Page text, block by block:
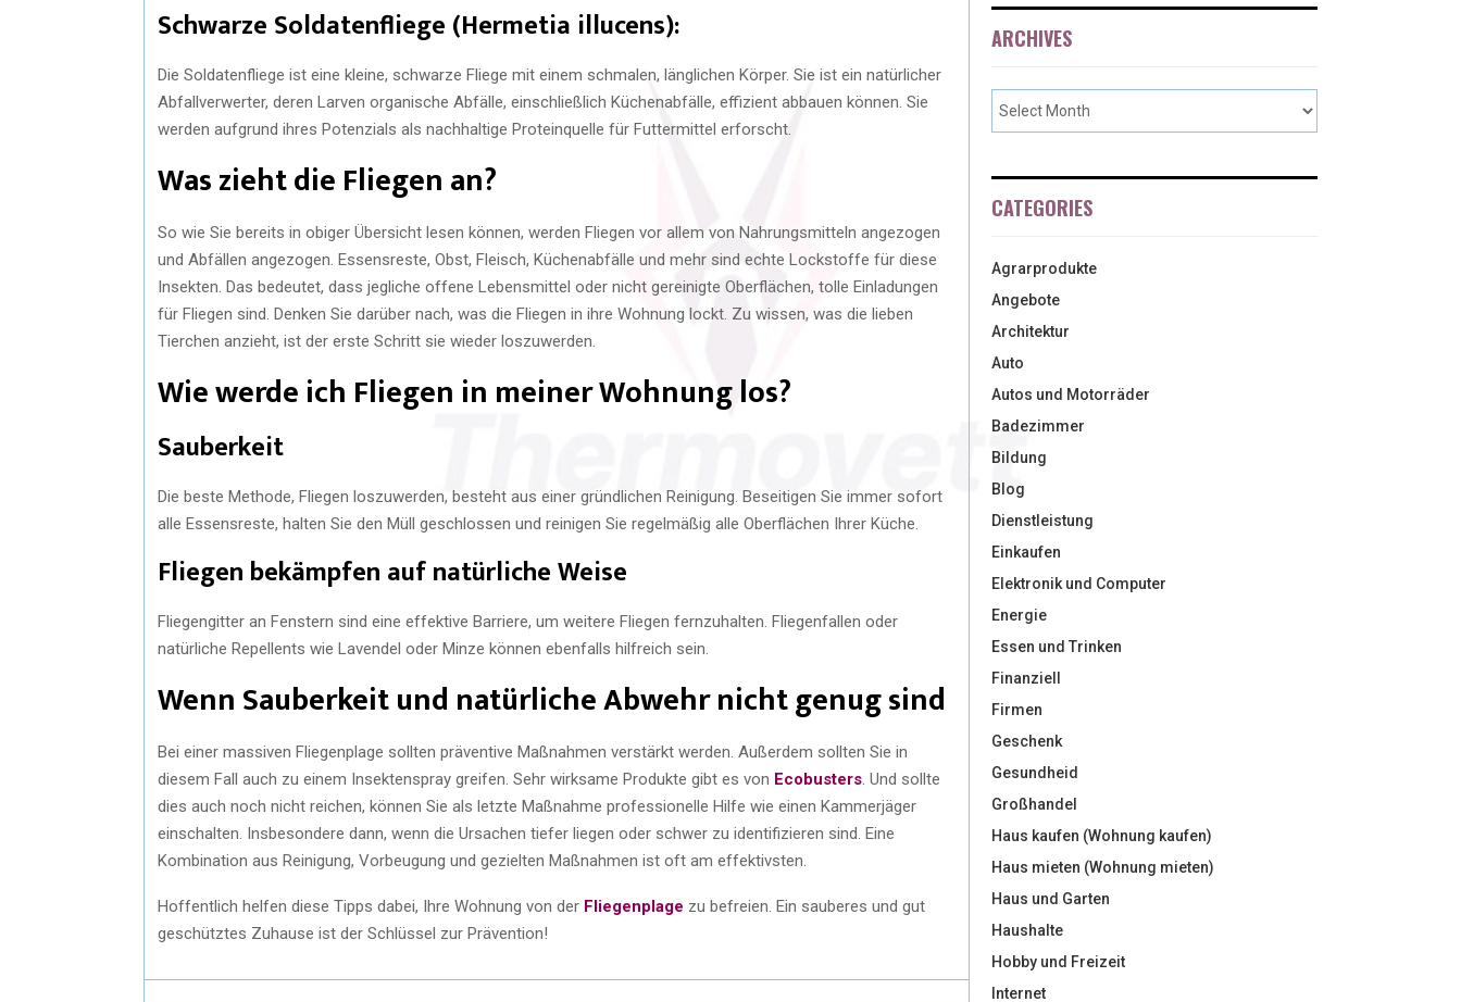
Schwarze Soldatenfliege (Hermetia illucens):
Die Soldatenfliege ist eine kleine, schwarze Fliege mit einem schmalen, länglichen Körper. Sie ist ein natürlicher
Abfallverwerter, deren Larven organische Abfälle, einschließlich Küchenabfälle, effizient abbauen können. Sie
werden aufgrund ihres Potenzials als nachhaltige Proteinquelle für Futtermittel erforscht.
Was zieht die Fliegen an?
So wie Sie bereits in obiger Übersicht lesen können, werden Fliegen vor allem von Nahrungsmitteln angezogen
und Abfällen angezogen. Essensreste, Obst, Fleisch, Küchenabfälle und mehr sind echte Lockstoffe für diese
Insekten. Das bedeutet, dass jegliche offene Lebensmittel oder nicht gereinigte Oberflächen, tolle Einladungen
für Fliegen sind. Denken Sie darüber nach, was die Fliegen in ihre Wohnung lockt. Zu wissen, was die lieben
Tierchen anzieht, ist der erste Schritt sie wieder loszuwerden.
Wie werde ich Fliegen in meiner Wohnung los?
Sauberkeit
Die beste Methode, Fliegen loszuwerden, besteht aus einer gründlichen Reinigung. Beseitigen Sie immer sofort
alle Essensreste, halten Sie den Müll geschlossen und reinigen Sie regelmäßig alle Oberflächen Ihrer Küche.
Fliegen bekämpfen auf natürliche Weise
Fliegengitter an Fenstern sind eine effektive Barriere, um weitere Fliegen fernzuhalten. Fliegenfallen oder
natürliche Repellents wie Lavendel oder Minze können ebenfalls hilfreich sein.
Wenn Sauberkeit und natürliche Abwehr nicht genug sind
Bei einer massiven Fliegenplage sollten präventive Maßnahmen verstärkt werden. Außerdem sollten Sie in
diesem Fall auch zu einem Insektenspray greifen. Sehr wirksame Produkte gibt es von Ecobusters . Und sollte
dies auch noch nicht reichen, können Sie als letzte Maßnahme professionelle Hilfe wie einen Kammerjäger
einschalten. Insbesondere dann, wenn die Ursachen tiefer liegen oder schwer zu identifizieren sind. Eine
Kombination aus Reinigung, Vorbeugung und gezielten Maßnahmen ist oft am effektivsten.
Hoffentlich helfen diese Tipps dabei, Ihre Wohnung von der Fliegenplage zu befreien. Ein sauberes und gut
geschütztes Zuhause ist der Schlüssel zur Prävention!
ARCHIVES
CATEGORIES
Agrarprodukte
Angebote
Architektur
Auto
Autos und Motorräder
Badezimmer
Bildung
Blog
Dienstleistung
Einkaufen
Elektronik und Computer
Energie
Essen und Trinken
Finanziell
Firmen
Geschenk
Gesundheid
Großhandel
Haus kaufen (Wohnung kaufen)
Haus mieten (Wohnung mieten)
Haus und Garten
Haushalte
Hobby und Freizeit
Internet